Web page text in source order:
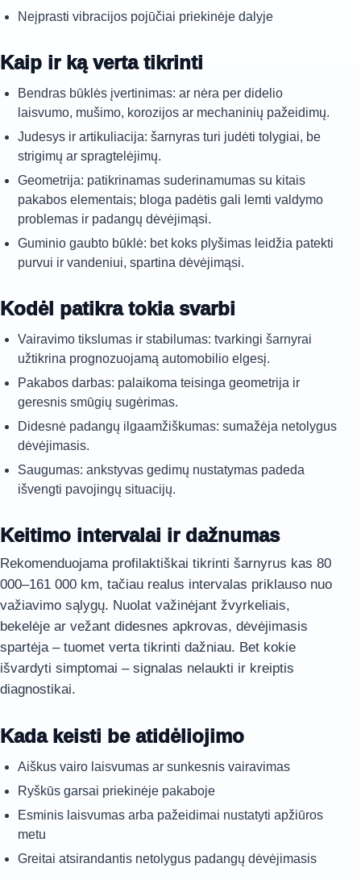
Neįprasti vibracijos pojūčiai priekinėje dalyje
Kaip ir ką verta tikrinti
Bendras būklės įvertinimas: ar nėra per didelio
laisvumo, mušimo, korozijos ar mechaninių pažeidimų.
Judesys ir artikuliacija: šarnyras turi judėti tolygiai, be
strigimų ar spragtelėjimų.
Geometrija: patikrinamas suderinamumas su kitais
pakabos elementais; bloga padėtis gali lemti valdymo
problemas ir padangų dėvėjimąsi.
Guminio gaubto būklė: bet koks plyšimas leidžia patekti
purvui ir vandeniui, spartina dėvėjimąsi.
Kodėl patikra tokia svarbi
Vairavimo tikslumas ir stabilumas: tvarkingi šarnyrai
užtikrina prognozuojamą automobilio elgesį.
Pakabos darbas: palaikoma teisinga geometrija ir
geresnis smūgių sugėrimas.
Didesnė padangų ilgaamžiškumas: sumažėja netolygus
dėvėjimasis.
Saugumas: ankstyvas gedimų nustatymas padeda
išvengti pavojingų situacijų.
Keitimo intervalai ir dažnumas
Rekomenduojama profilaktiškai tikrinti šarnyrus kas 80
000–161 000 km, tačiau realus intervalas priklauso nuo
važiavimo sąlygų. Nuolat važinėjant žvyrkeliais,
bekelėje ar vežant didesnes apkrovas, dėvėjimasis
spartėja – tuomet verta tikrinti dažniau. Bet kokie
išvardyti simptomai – signalas nelaukti ir kreiptis
diagnostikai.
Kada keisti be atidėliojimo
Aiškus vairo laisvumas ar sunkesnis vairavimas
Ryškūs garsai priekinėje pakaboje
Esminis laisvumas arba pažeidimai nustatyti apžiūros
metu
Greitai atsirandantis netolygus padangų dėvėjimasis